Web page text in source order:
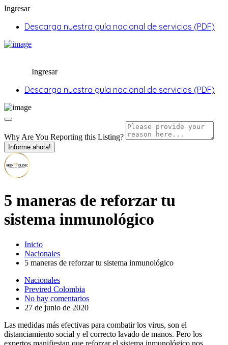
Ingresar
Descarga nuestra guía nacional de servicios (PDF)
Ingresar
Descarga nuestra guía nacional de servicios (PDF)
Why Are You Reporting this Listing?
Informe ahora!
5 maneras de reforzar tu
sistema inmunológico
Inicio
Nacionales
5 maneras de reforzar tu sistema inmunológico
Nacionales
Previred Colombia
No hay comentarios
27 de junio de 2020
Las medidas más efectivas para combatir los virus, son el
distanciamiento social y el correcto lavado de manos. Pero los
expertos manifiestan que reforzar el sistema inmunológico nos